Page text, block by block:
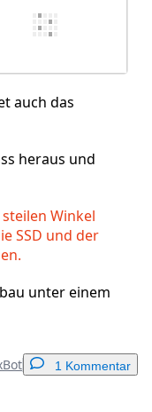
auch das
heraus und
Winkel
SSD und der
unter einem
1 Kommentar